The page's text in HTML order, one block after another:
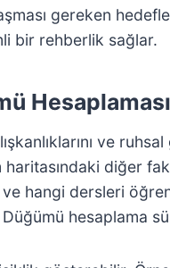
gereken
bir rehberlik sağlar.
Hesaplaması
ve
diğer
ve hangi dersleri
hesaplama